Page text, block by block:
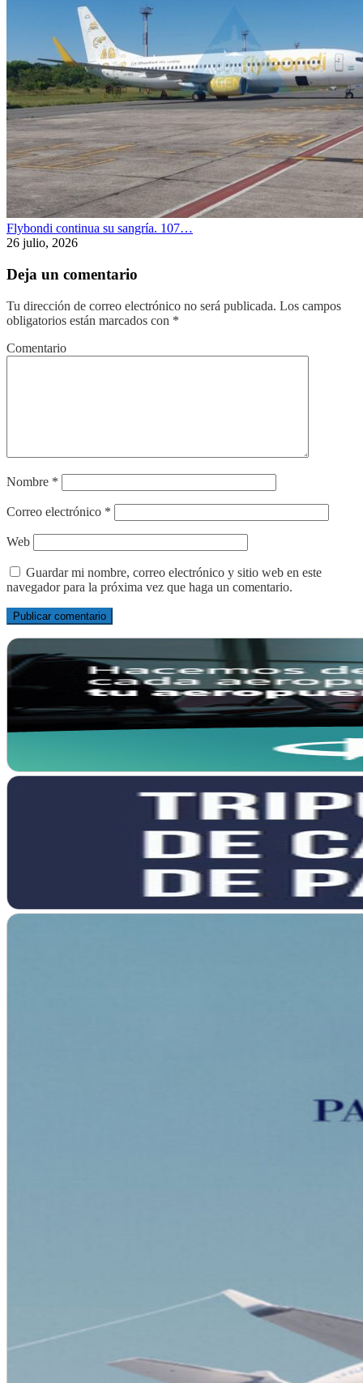
Flybondi continua su sangría. 107…
26 julio, 2026
Deja un comentario
Tu dirección de correo electrónico no será publicada. Los campos
obligatorios están marcados con *
Comentario
Nombre *
Correo electrónico *
Web
Guardar mi nombre, correo electrónico y sitio web en este
navegador para la próxima vez que haga un comentario.